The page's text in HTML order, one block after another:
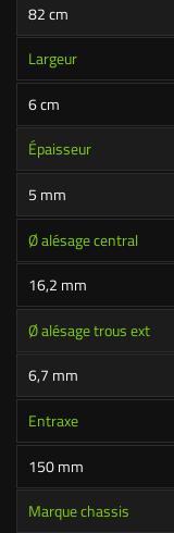
82 cm
Largeur
6 cm
Épaisseur
5 mm
Ø alésage central
16,2 mm
Ø alésage trous ext
6,7 mm
Entraxe
150 mm
Marque chassis